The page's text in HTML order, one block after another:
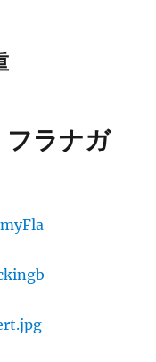
フラナガ